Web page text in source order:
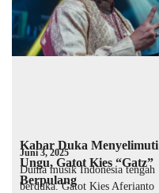
Kabar Duka Menyelimuti
Ungu, Gatot Kies “Gatz”
Berpulang
Juni 3, 2025
Dunia musik Indonesia tengah
berduka. Gatot Kies Aferianto